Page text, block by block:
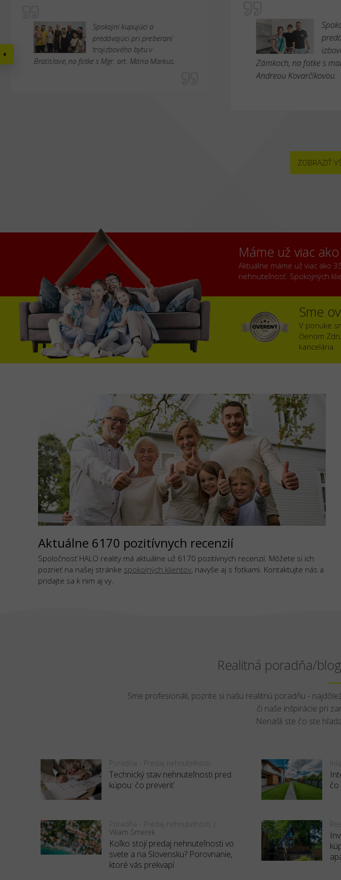
Spokojní kupujúci a
predávajúci pri preberaní
trojizbového bytu v
Bratislave, na fotke s Mgr. art. Mária Markus.
Zámkoch, na fotke s
Andreou Kovarčíkovou.
ZOBRAZIŤ
Máme už viac
Aktuálne máme už viac ako
nehnuteľnosť. Spokojných
Sme
V ponuke
členom
kancelária.
Aktuálne 6170 pozitívnych recenzií
Spoločnosť HALO reality má aktuálne už 6170 pozitívnych recenzií. Môžete si ich
pozrieť na našej stránke spokojných klientov, navyše aj s fotkami. Kontaktujte nás a
pridajte sa k nim aj vy.
Realitná poradňa/
Sme profesionáli, pozrite si našu realitnú poradňu -
či naše inšpirácie pri
Nenašli ste čo ste
Poradňa - Predaj nehnuteľnosti
Technický stav nehnuteľnosti pred
kúpou: čo preveriť
čo
Poradňa - Predaj nehnuteľnosti
Viliam Smerek
Koľko stojí predaj nehnuteľnosti vo
svete a na Slovensku? Porovnanie,
ktoré vás prekvapí